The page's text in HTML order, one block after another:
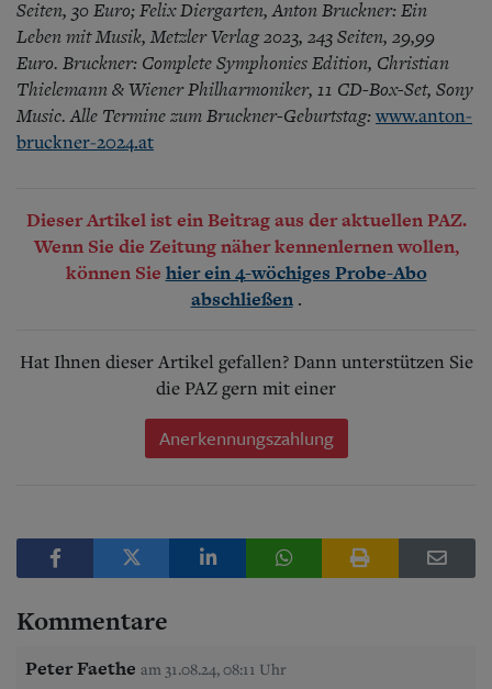
Seiten, 30 Euro; Felix Diergarten, Anton Bruckner: Ein
Leben mit Musik, Metzler Verlag 2023, 243 Seiten, 29,99
Euro. Bruckner: Complete Symphonies Edition, Christian
Thielemann & Wiener Philharmoniker, 11 CD-Box-Set, Sony
Music. Alle Termine zum Bruckner-Geburtstag:www.anton-
bruckner-2024.at
Dieser Artikel ist ein Beitrag aus der aktuellen PAZ.
Wenn Sie die Zeitung näher kennenlernen wollen,
können Sie hier ein 4-wöchiges Probe-Abo
abschließen .
Hat Ihnen dieser Artikel gefallen? Dann unterstützen Sie
die PAZ gern mit einer
Anerkennungszahlung
Kommentare
Peter Faethe am 31.08.24, 08:11 Uhr